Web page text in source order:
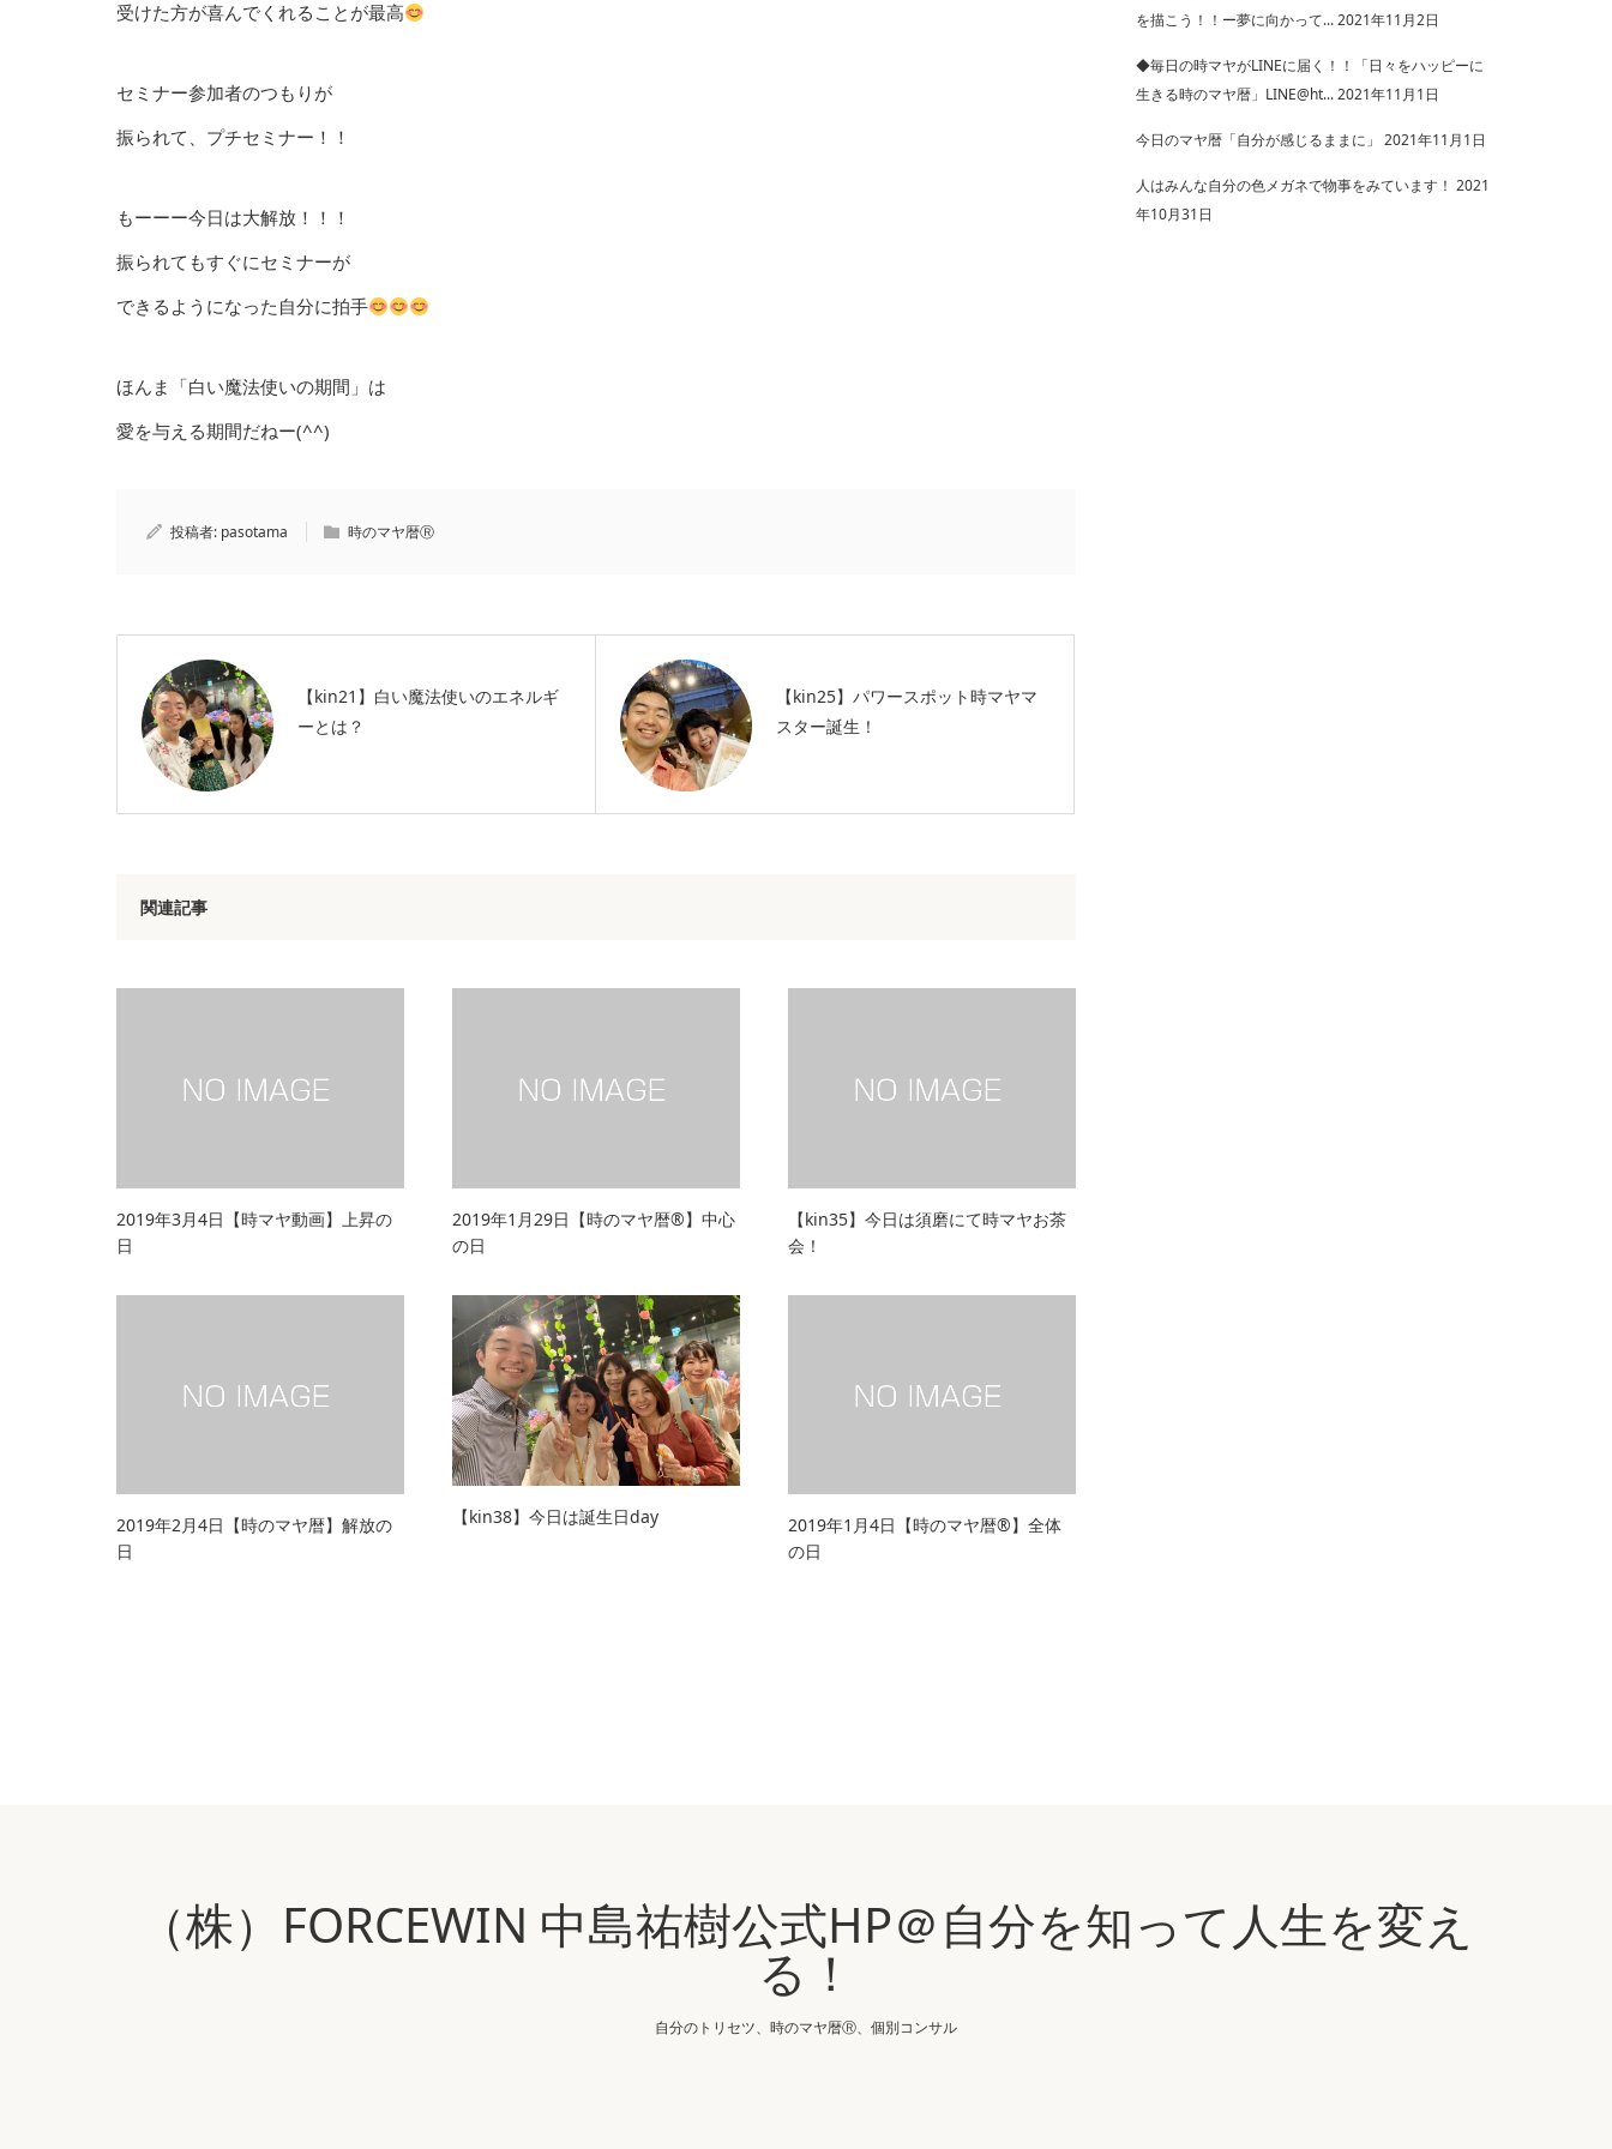
受けた方が喜んでくれることが最高
セミナー参加者のつもりが
振られて、プチセミナー！！
もーーー今日は大解放！！！
振られてもすぐにセミナーが
できるようになった自分に拍手
ほんま「白い魔法使いの期間」は
愛を与える期間だねー(^^)
投稿者: pasotama 時のマヤ暦Ⓡ
【kin21】白い魔法使いのエネルギ
ーとは？
【kin25】パワースポット時マヤマ
スター誕生！
関連記事
2019年3月4日【時マヤ動画】上昇の
日
2019年1月29日【時のマヤ暦®︎】中心
の日
【kin35】今日は須磨にて時マヤお茶
会！
2019年2月4日【時のマヤ暦】解放の
日
【kin38】今日は誕生日day
2019年1月4日【時のマヤ暦®︎】全体
の日
を描こう！！ー夢に向かって...2021年11月2日
◆毎日の時マヤがLINEに届く！！「日々をハッピーに
生きる時のマヤ暦」LINE@ht...2021年11月1日
今日のマヤ暦「自分が感じるままに」 2021年11月1日
人はみんな自分の色メガネで物事をみています！ 2021
年10月31日
（株）FORCEWIN 中島祐樹公式HP＠自分を知って人生を変え
る！
自分のトリセツ、時のマヤ暦Ⓡ、個別コンサル